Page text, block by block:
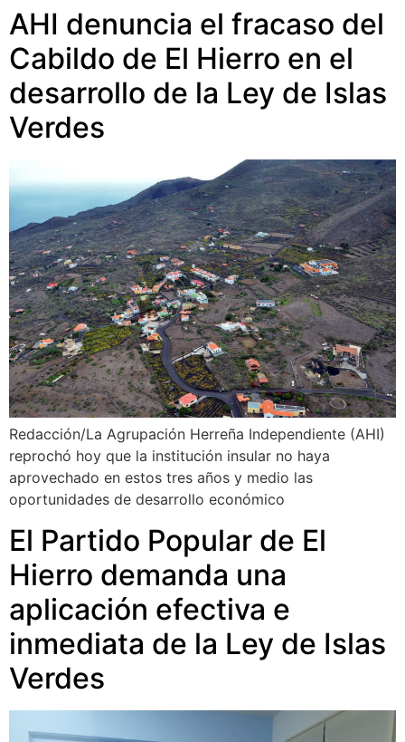
AHI denuncia el fracaso del
Cabildo de El Hierro en el
desarrollo de la Ley de Islas
Verdes
Redacción/La Agrupación Herreña Independiente (AHI)
reprochó hoy que la institución insular no haya
aprovechado en estos tres años y medio las
oportunidades de desarrollo económico
El Partido Popular de El
Hierro demanda una
aplicación efectiva e
inmediata de la Ley de Islas
Verdes